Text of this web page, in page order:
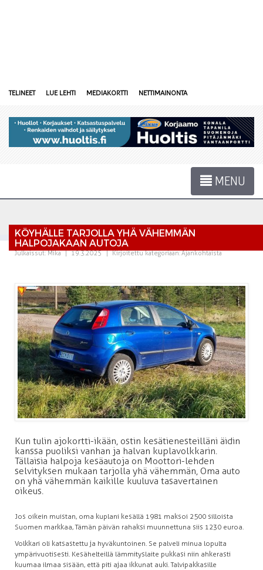
TELINEET LUE LEHTI MEDIAKORTTI NETTIMAINONTA
MENU
KÖYHÄLLE TARJOLLA YHÄ VÄHEMMÄN
HALPOJAKAAN AUTOJA
Julkaissut:Mika | 19.3.2025 | Kirjoitettu kategoriaan:Ajankohtaista
Kun tulin ajokortti-ikään, ostin kesätienesteilläni äidin
kanssa puoliksi vanhan ja halvan kuplavolkkarin.
Tällaisia halpoja kesäautoja on Moottori-lehden
selvityksen mukaan tarjolla yhä vähemmän, Oma auto
on yhä vähemmän kaikille kuuluva tasavertainen
oikeus.
Jos oikein muistan, oma kuplani kesällä 1981 maksoi 2500 silloista
Suomen markkaa, Tämän päivän rahaksi muunnettuna siis 1230 euroa.
Volkkari oli katsastettu ja hyväkuntoinen. Se palveli minua lopulta
ympärivuotisesti. Kesähelteillä lämmityslaite pukkasi niin ahkerasti
kuumaa ilmaa sisään, että piti ajaa ikkunat auki. Talvipakkasille